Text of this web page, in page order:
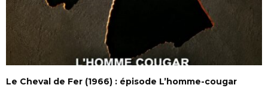
Le Cheval de Fer (1966) : épisode L’homme-cougar